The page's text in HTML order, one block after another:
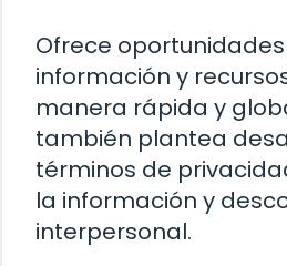
Ofrece
información y
manera rápida y
también plantea
términos de
la información y
interpersonal.